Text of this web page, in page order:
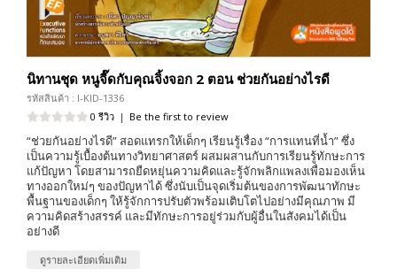
นิทานชุด หนูจี๊ดกับคุณจิ้งจอก 2 ตอน ช่วยกันอย่างไรดี
รหัสสินค้า : I-KID-1336
0 รีวิว | Be the first to review
“ช่วยกันอย่างไรดี” สอดแทรกให้เด็กๆ เรียนรู้เรื่อง “การแทนที่น้ำ” ซึ่ง
เป็นความรู้เบื้องต้นทางวิทยาศาสตร์ ผสมผสานกับการเรียนรู้ทักษะการ
แก้ปัญหา โดยสามารถยืดหยุ่นความคิดและรู้จักพลิกแพลงเพื่อมองเห็น
ทางออกใหม่ๆ ของปัญหาได้ ซึ่งนับเป็นจุดเริ่มต้นของการพัฒนาทักษะ
พื้นฐานของเด็กๆ ให้รู้จักการปรับตัวพร้อมเติบโตไปอย่างมีคุณภาพ มี
ความคิดสร้างสรรค์ และมีทักษะการอยู่ร่วมกับผู้อื่นในสังคมได้เป็น
อย่างดี
ดูรายละเอียดเพิ่มเติม